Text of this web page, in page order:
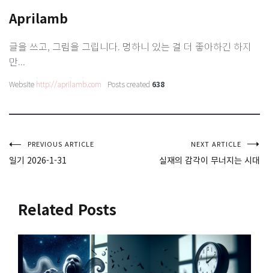
Aprilamb
글을 쓰고, 그림을 그립니다. 멍하니 있는 걸 더 좋아하긴 하지
만...
Website http://aprilamb.com Posts created 638
글
색
PREVIOUS ARTICLE
일기 2026-1-31
NEXT ARTICLE
실재의 감각이 무너지는 시대
Related Posts